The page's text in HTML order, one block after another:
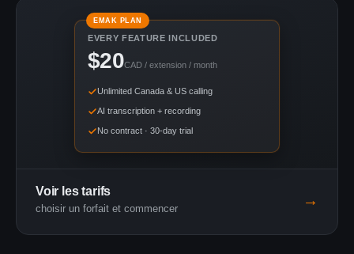
EMAK PLAN
EVERY FEATURE INCLUDED
$20CAD / extension / month
Unlimited Canada & US calling
AI transcription + recording
No contract · 30-day trial
Voir les tarifs
choisir un forfait et commencer →